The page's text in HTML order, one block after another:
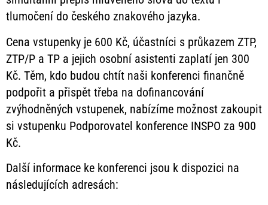
tlumočení do českého znakového jazyka.
Cena vstupenky je 600 Kč, účastníci s průkazem ZTP,
ZTP/P a TP a jejich osobní asistenti zaplatí jen 300
Kč. Těm, kdo budou chtít naši konferenci finančně
podpořit a přispět třeba na dofinancování
zvýhodněných vstupenek, nabízíme možnost zakoupit
si vstupenku Podporovatel konference INSPO za 900
Kč.
Další informace ke konferenci jsou k dispozici na
následujících adresách: